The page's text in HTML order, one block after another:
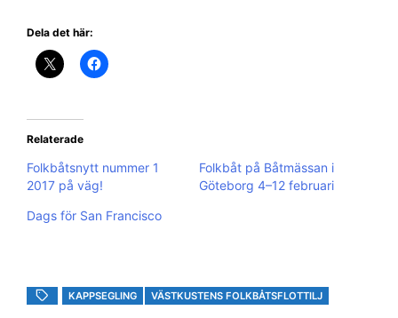
Dela det här:
Relaterade
Folkbåtsnytt nummer 1
2017 på väg!
Folkbåt på Båtmässan i
Göteborg 4–12 februari
Dags för San Francisco
KAPPSEGLING VÄSTKUSTENS FOLKBÅTSFLOTTILJ